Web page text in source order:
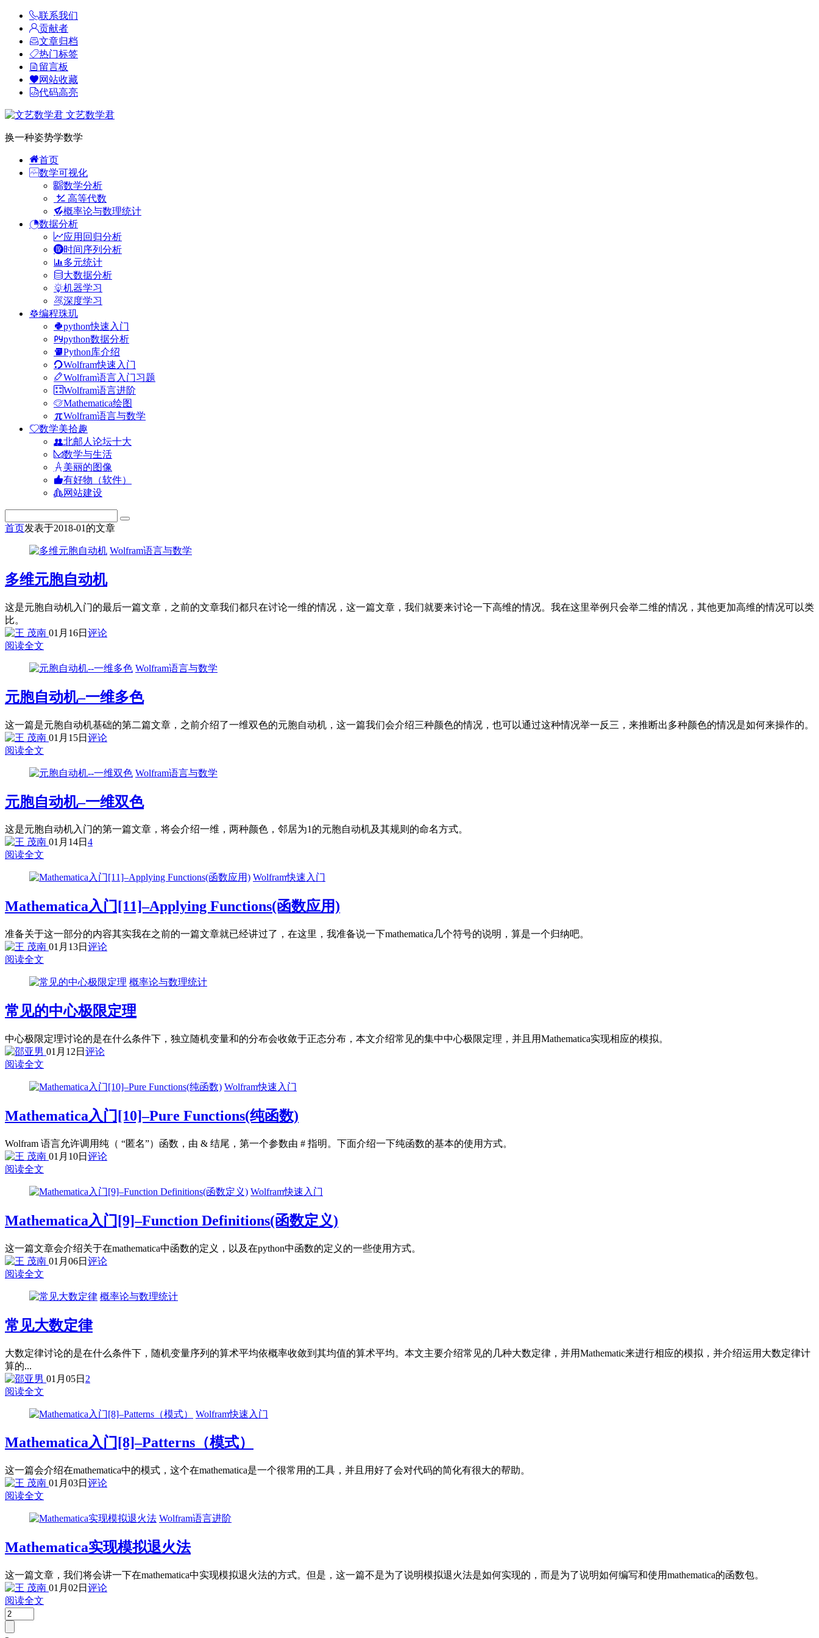
联系我们
贡献者
文章归档
热门标签
留言板
网站收藏
代码高亮
文艺数学君
换一种姿势学数学
首页
数学可视化
数学分析
高等代数
概率论与数理统计
数据分析
应用回归分析
时间序列分析
多元统计
大数据分析
机器学习
深度学习
编程珠玑
python快速入门
python数据分析
Python库介绍
Wolfram快速入门
Wolfram语言入门习题
Wolfram语言进阶
Mathematica绘图
Wolfram语言与数学
数学美拾趣
北邮人论坛十大
数学与生活
美丽的图像
有好物（软件）
网站建设
首页发表于2018-01的文章
Wolfram语言与数学
多维元胞自动机
这是元胞自动机入门的最后一篇文章，之前的文章我们都只在讨论一维的情况，这一篇文章，我们就要来讨论一下高维的情况。我在这里举例只会举二维的情况，其他更加高维的情况可以类
比。
01月16日 评论
阅读全文
Wolfram语言与数学
元胞自动机–一维多色
这一篇是元胞自动机基础的第二篇文章，之前介绍了一维双色的元胞自动机，这一篇我们会介绍三种颜色的情况，也可以通过这种情况举一反三，来推断出多种颜色的情况是如何来操作的。
01月15日 评论
阅读全文
Wolfram语言与数学
元胞自动机–一维双色
这是元胞自动机入门的第一篇文章，将会介绍一维，两种颜色，邻居为1的元胞自动机及其规则的命名方式。
01月14日 4
阅读全文
Wolfram快速入门
Mathematica入门[11]–Applying Functions(函数应用)
准备关于这一部分的内容其实我在之前的一篇文章就已经讲过了，在这里，我准备说一下mathematica几个符号的说明，算是一个归纳吧。
01月13日 评论
阅读全文
概率论与数理统计
常见的中心极限定理
中心极限定理讨论的是在什么条件下，独立随机变量和的分布会收敛于正态分布，本文介绍常见的集中中心极限定理，并且用Mathematica实现相应的模拟。
01月12日 评论
阅读全文
Wolfram快速入门
Mathematica入门[10]–Pure Functions(纯函数)
Wolfram 语言允许调用纯（ “匿名”）函数，由 & 结尾，第一个参数由 # 指明。下面介绍一下纯函数的基本的使用方式。
01月10日 评论
阅读全文
Wolfram快速入门
Mathematica入门[9]–Function Definitions(函数定义)
这一篇文章会介绍关于在mathematica中函数的定义，以及在python中函数的定义的一些使用方式。
01月06日 评论
阅读全文
概率论与数理统计
常见大数定律
大数定律讨论的是在什么条件下，随机变量序列的算术平均依概率收敛到其均值的算术平均。本文主要介绍常见的几种大数定律，并用Mathematic来进行相应的模拟，并介绍运用大数定律计
算的...
01月05日 2
阅读全文
Wolfram快速入门
Mathematica入门[8]–Patterns（模式）
这一篇会介绍在mathematica中的模式，这个在mathematica是一个很常用的工具，并且用好了会对代码的简化有很大的帮助。
01月03日 评论
阅读全文
Wolfram语言进阶
Mathematica实现模拟退火法
这一篇文章，我们将会讲一下在mathematica中实现模拟退火法的方式。但是，这一篇不是为了说明模拟退火法是如何实现的，而是为了说明如何编写和使用mathematica的函数包。
01月02日 评论
阅读全文